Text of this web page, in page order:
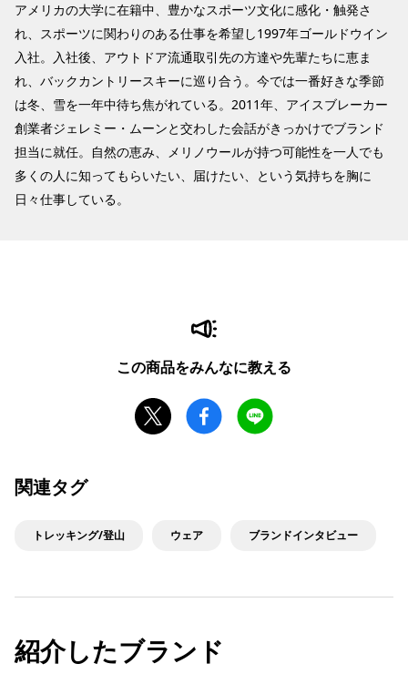
アメリカの大学に在籍中、豊かなスポーツ文化に感化・触発さ
れ、スポーツに関わりのある仕事を希望し1997年ゴールドウイン
入社。入社後、アウトドア流通取引先の方達や先輩たちに恵ま
れ、バックカントリースキーに巡り合う。今では一番好きな季節
は冬、雪を一年中待ち焦がれている。2011年、アイスブレーカー
創業者ジェレミー・ムーンと交わした会話がきっかけでブランド
担当に就任。自然の恵み、メリノウールが持つ可能性を一人でも
多くの人に知ってもらいたい、届けたい、という気持ちを胸に
日々仕事している。
この商品をみんなに教える
関連タグ
トレッキング/登山 ウェア ブランドインタビュー
紹介したブランド